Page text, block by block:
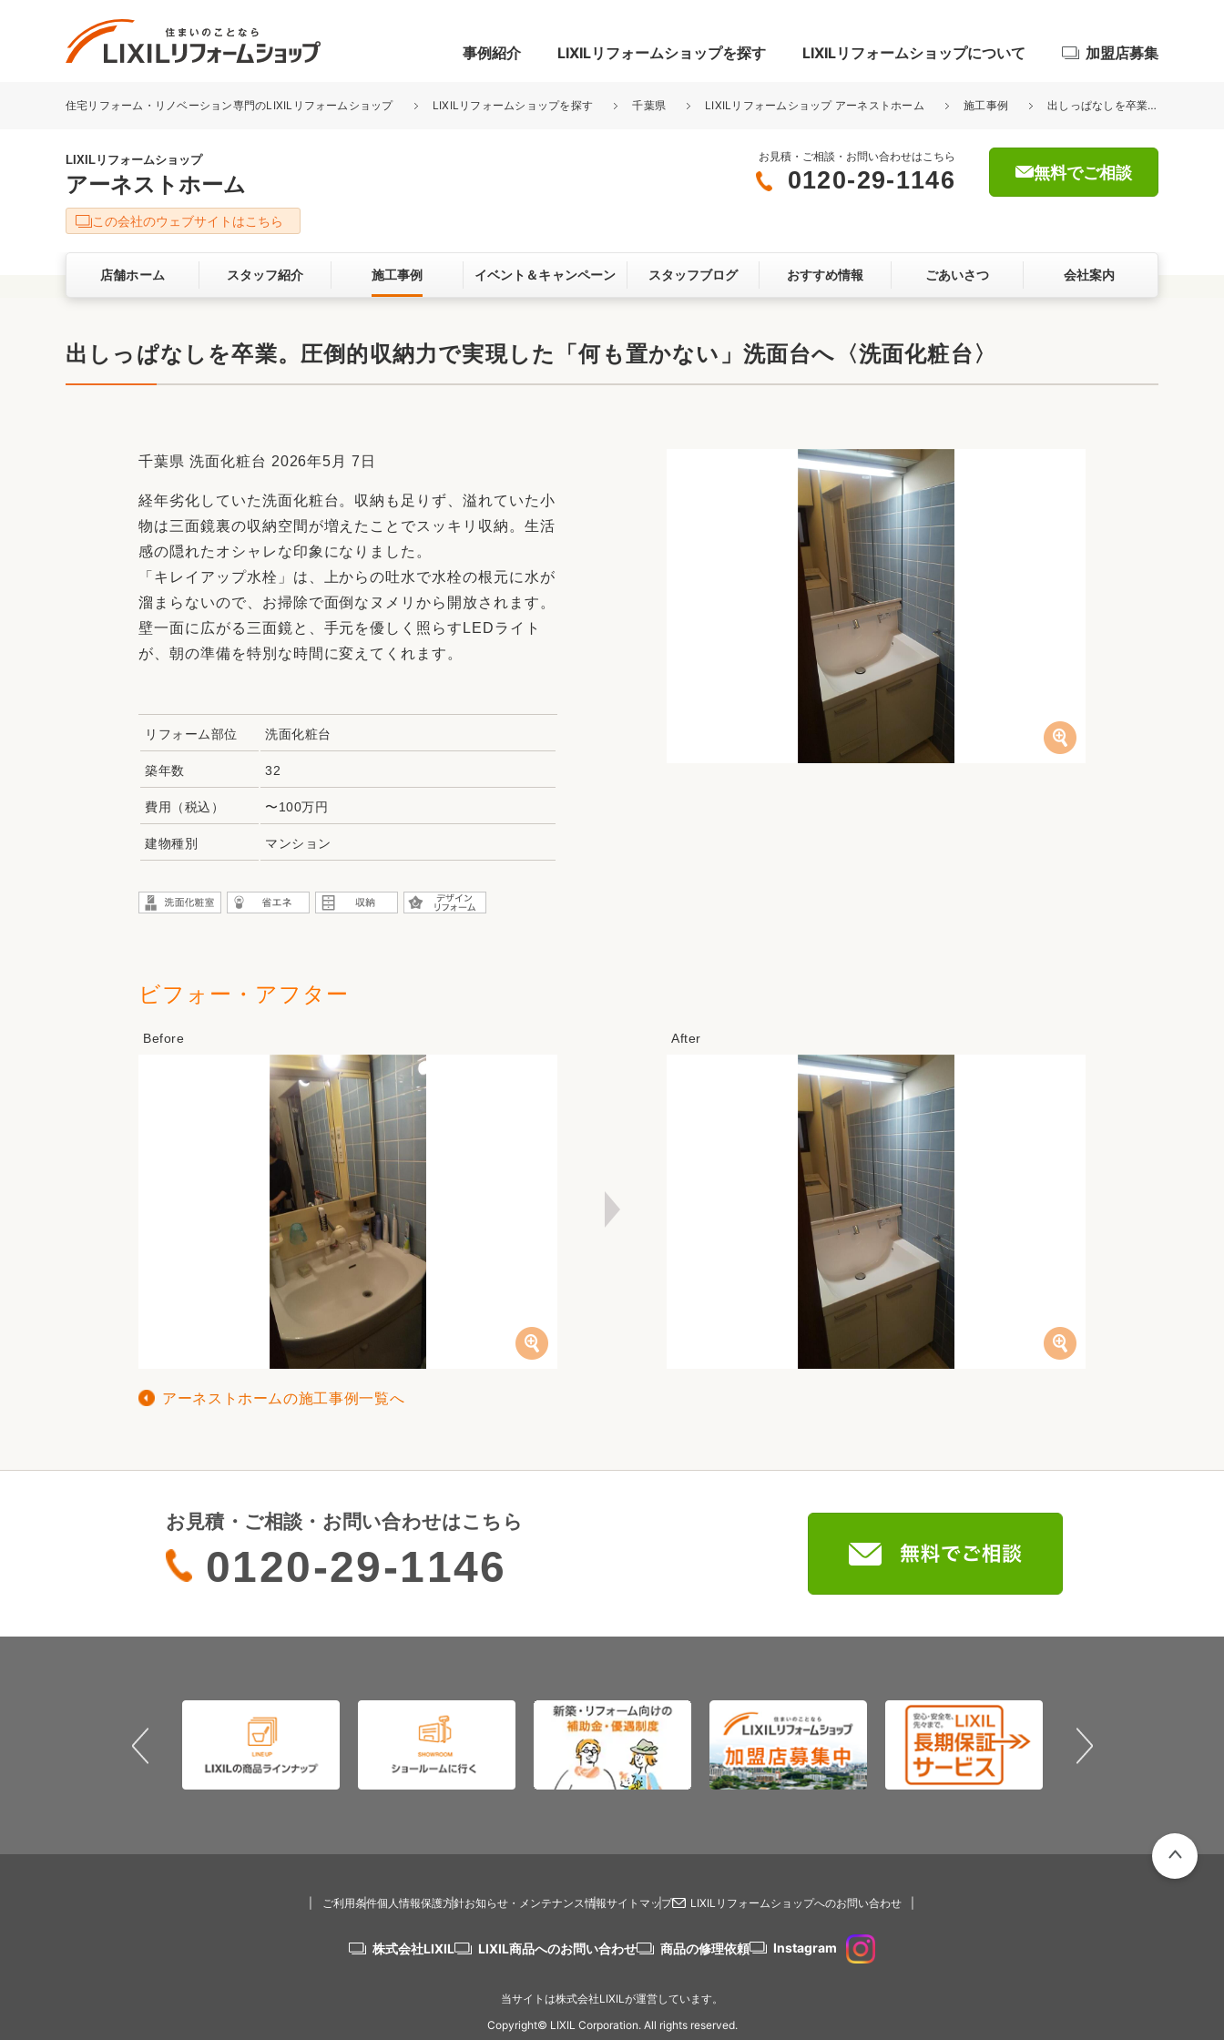
事例紹介
リフォーム事例を探す
キッチン
洗面化粧室 トイレ 玄関まわり 門まわり 屋根・外壁
ベランダ・バルコニー ガーデンスペース カースペース
お客さまの声 3Dシミュレーション
LIXILリフォームショップを探す LIXILリフォームショップについて
LIXILリフォームショップについて
サービス向上・品質改善の取り組み お客さま満足度アンケート
ここちいい暮らしをつくる、価値・性能向上
リフォームアクセル
中古物件探しから性能向上リフォームをワン
ストップ
おすすめ情報
加盟店募集
住宅リフォーム・リノベーション専門のLIXILリフォームショップ LIXILリフォームショップを探す 千葉県 LIXILリフォームショップ アーネストホーム 施工事例 出しっぱなしを卒業。圧倒的収納力で実現した「何も置かない」洗面台へ〈洗面化粧台〉
LIXILリフォームショップ
アーネストホーム
お見積・ご相談・お問い合わせはこちら
0120-29-1146 無料でご相談
この会社のウェブサイトはこちら
店舗ホーム スタッフ紹介 施工事例 イベント＆キャンペーン スタッフブログ おすすめ情報 ごあいさつ 会社案内
出しっぱなしを卒業。圧倒的収納力で実現した「何も置かない」洗面台へ〈洗面化粧台〉
千葉県 洗面化粧台 2026年5月 7日
経年劣化していた洗面化粧台。収納も足りず、溢れていた小
物は三面鏡裏の収納空間が増えたことでスッキリ収納。生活
感の隠れたオシャレな印象になりました。
「キレイアップ水栓」は、上からの吐水で水栓の根元に水が
溜まらないので、お掃除で面倒なヌメリから開放されます。
壁一面に広がる三面鏡と、手元を優しく照らすLEDライト
が、朝の準備を特別な時間に変えてくれます。
リフォーム部位 洗面化粧台
築年数 32
費用（税込） 〜100万円
建物種別 マンション
ビフォー・アフター
アーネストホームの施工事例一覧へ
お見積・ご相談・お問い合わせはこちら
0120-29-1146
ご利用条件個人情報保護方針お知らせ・メンテナンス情報サイトマップ LIXILリフォームショップへのお問い合わせ
株式会社LIXIL LIXIL商品へのお問い合わせ 商品の修理依頼 Instagram
当サイトは株式会社LIXILが運営しています。
Copyright© LIXIL Corporation. All rights reserved.